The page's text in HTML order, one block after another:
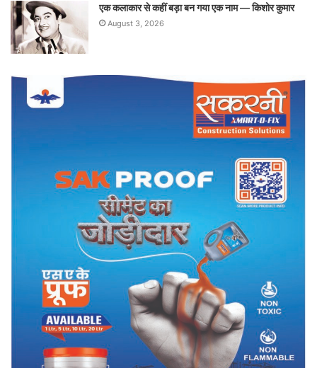
एक कलाकार से कहीं बड़ा बन गया एक नाम — किशोर कुमार
August 3, 2026